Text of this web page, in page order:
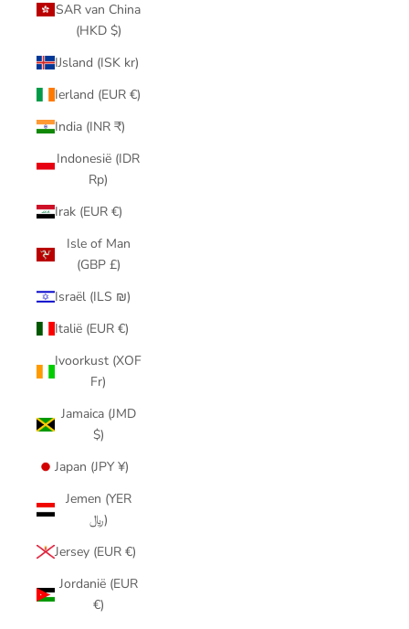
SAR van China
(HKD $)
IJsland (ISK kr)
Ierland (EUR €)
India (INR ₹)
Indonesië (IDR
Rp)
Irak (EUR €)
Isle of Man
(GBP £)
Israël (ILS ₪)
Italië (EUR €)
Ivoorkust (XOF
Fr)
Jamaica (JMD
$)
Japan (JPY ¥)
Jemen (YER
﷼)
Jersey (EUR €)
Jordanië (EUR
€)